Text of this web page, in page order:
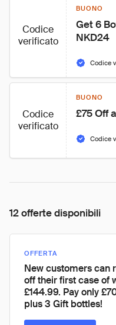
Codice
verificato
BUONO
Get 6
NKD24
Codice
Codice
verificato
BUONO
£75 Off
Codice
12 offerte disponibili
OFFERTA
New customers can
off their first case of
£144.99. Pay only
plus 3 Gift bottles!